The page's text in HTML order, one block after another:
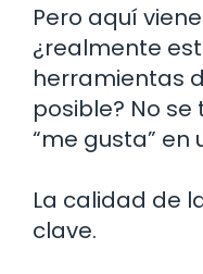
Pero aquí
¿realmente
herramientas
posible? No
“me gusta” en
La calidad de
clave.